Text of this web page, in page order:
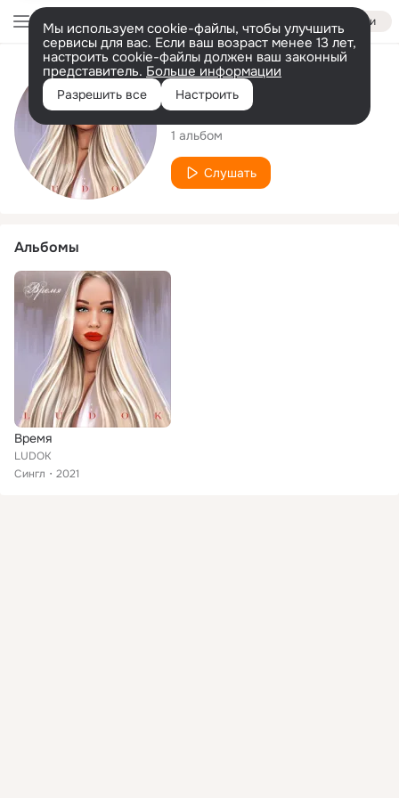
Войти
Мы используем cookie-файлы, чтобы улучшить
сервисы для вас. Если ваш возраст менее 13 лет,
настроить cookie-файлы должен ваш законный
представитель. Больше информации
Разрешить все Настроить
Исполнитель
LUDOK
1 альбом
Слушать
Альбомы
Время
LUDOK
Сингл
2021